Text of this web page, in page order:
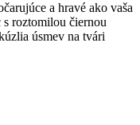
a hravé ako vaša
roztomilou čiernou
úsmev na tvári